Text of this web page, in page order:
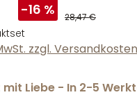
-16 % 28,47 €
zzgl. Versandkosten
Liebe - In 2-5